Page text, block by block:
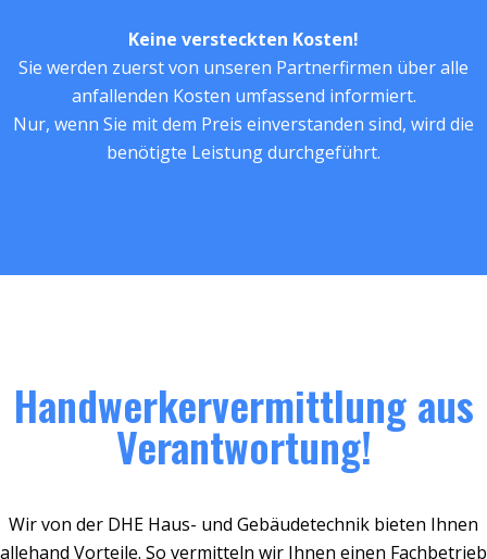
Keine versteckten Kosten!
Sie werden zuerst von unseren Partnerfirmen über alle
anfallenden Kosten umfassend informiert.
Nur, wenn Sie mit dem Preis einverstanden sind, wird die
benötigte Leistung durchgeführt.
Handwerkervermittlung aus
Verantwortung!
Wir von der DHE Haus- und Gebäudetechnik bieten Ihnen
allehand Vorteile. So vermitteln wir Ihnen einen Fachbetrieb